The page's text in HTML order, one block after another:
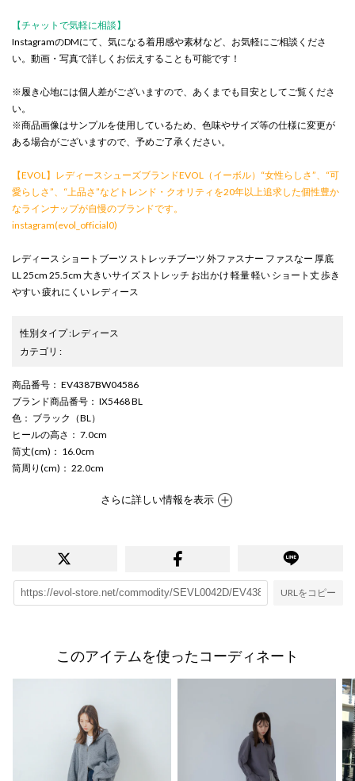
【チャットで気軽に相談】
InstagramのDMにて、気になる着用感や素材など、お気軽にご相談くださ
い。動画・写真で詳しくお伝えすることも可能です！
※履き心地には個人差がございますので、あくまでも目安としてご覧くださ
い。
※商品画像はサンプルを使用しているため、色味やサイズ等の仕様に変更が
ある場合がございますので、予めご了承ください。
【EVOL】レディースシューズブランドEVOL（イーボル）“女性らしさ”、“可
愛らしさ”、“上品さ”などトレンド・クオリティを20年以上追求した個性豊か
なラインナップが自慢のブランドです。
instagram(evol_official0)
レディース ショートブーツ ストレッチブーツ 外ファスナー ファスなー 厚底
LL 25cm 25.5cm 大きいサイズ ストレッチ お出かけ 軽量 軽い ショート丈 歩き
やすい 疲れにくい レディース
性別タイプ:レディース
カテゴリ :
商品番号 ： EV4387BW04586
ブランド商品番号 ： IX5468 BL
色 ： ブラック（BL）
ヒールの高さ ： 7.0cm
筒丈(cm) ： 16.0cm
筒周り(cm) ： 22.0cm
さらに詳しい情報を表示
URLをコピー
このアイテムを使ったコーディネート